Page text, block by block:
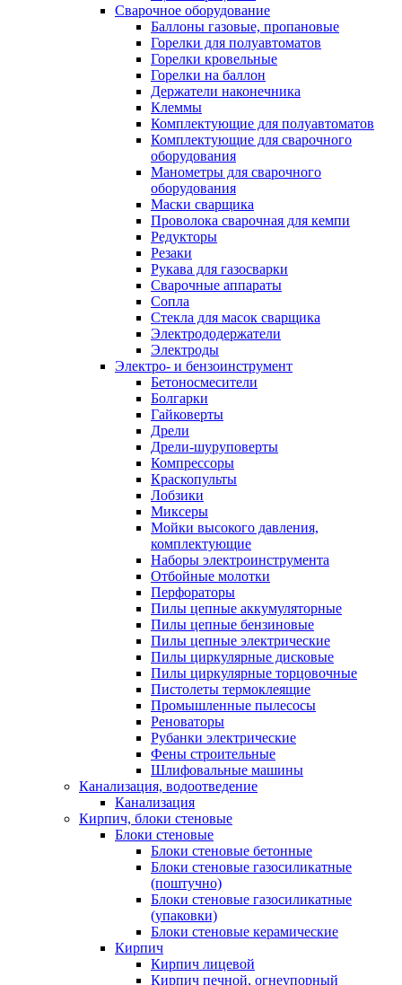
Сварочное оборудование
Баллоны газовые, пропановые
Горелки для полуавтоматов
Горелки кровельные
Горелки на баллон
Держатели наконечника
Клеммы
Комплектующие для полуавтоматов
Комплектующие для сварочного
оборудования
Манометры для сварочного
оборудования
Маски сварщика
Проволока сварочная для кемпи
Редукторы
Резаки
Рукава для газосварки
Сварочные аппараты
Сопла
Стекла для масок сварщика
Электрододержатели
Электроды
Электро- и бензоинструмент
Бетоносмесители
Болгарки
Гайковерты
Дрели
Дрели-шуруповерты
Компрессоры
Краскопульты
Лобзики
Миксеры
Мойки высокого давления,
комплектующие
Наборы электроинструмента
Отбойные молотки
Перфораторы
Пилы цепные аккумуляторные
Пилы цепные бензиновые
Пилы цепные электрические
Пилы циркулярные дисковые
Пилы циркулярные торцовочные
Пистолеты термоклеящие
Промышленные пылесосы
Реноваторы
Рубанки электрические
Фены строительные
Шлифовальные машины
Канализация, водоотведение
Канализация
Кирпич, блоки стеновые
Блоки стеновые
Блоки стеновые бетонные
Блоки стеновые газосиликатные
(поштучно)
Блоки стеновые газосиликатные
(упаковки)
Блоки стеновые керамические
Кирпич
Кирпич лицевой
Кирпич печной, огнеупорный